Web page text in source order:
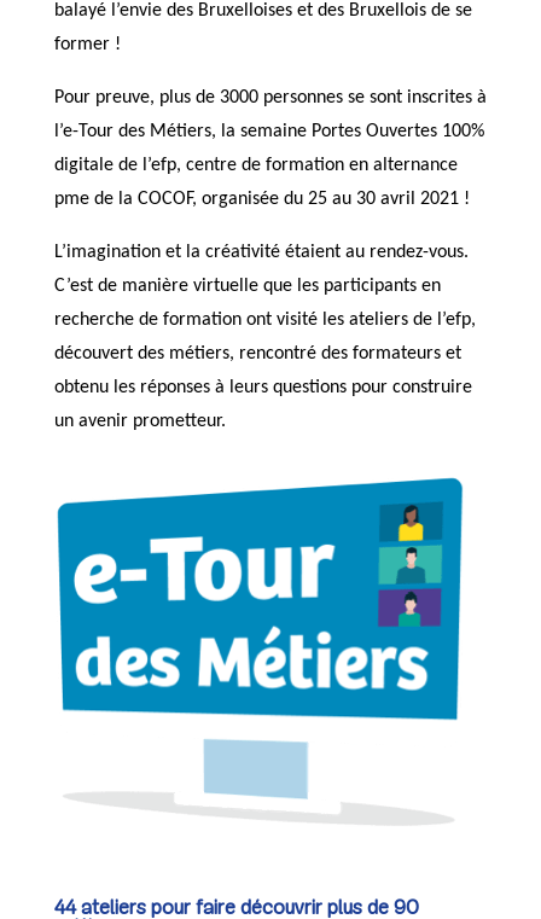
balayé l’envie des Bruxelloises et des Bruxellois de se
former !
Pour preuve, plus de 3000 personnes se sont inscrites à
l’e-Tour des Métiers, la semaine Portes Ouvertes 100%
digitale de l’efp, centre de formation en alternance
pme de la COCOF, organisée du 25 au 30 avril 2021 !
L’imagination et la créativité étaient au rendez-vous.
C’est de manière virtuelle que les participants en
recherche de formation ont visité les ateliers de l’efp,
découvert des métiers, rencontré des formateurs et
obtenu les réponses à leurs questions pour construire
un avenir prometteur.
44 ateliers pour faire découvrir plus de 90